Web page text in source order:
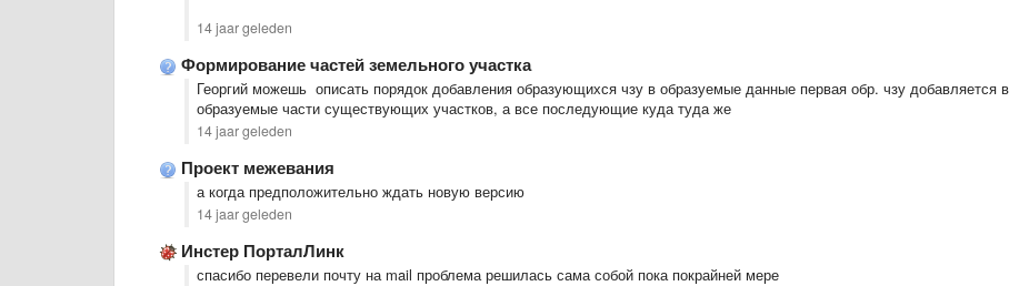
14 jaar geleden
Формирование частей земельного участка
Георгий можешь описать порядок добавления образующихся чзу в образуемые данные первая обр. чзу добавляется в
образуемые части существующих участков, а все последующие куда туда же
14 jaar geleden
Проект межевания
а когда предположительно ждать новую версию
14 jaar geleden
Инстер ПорталЛинк
спасибо перевели почту на mail проблема решилась сама собой пока покрайней мере